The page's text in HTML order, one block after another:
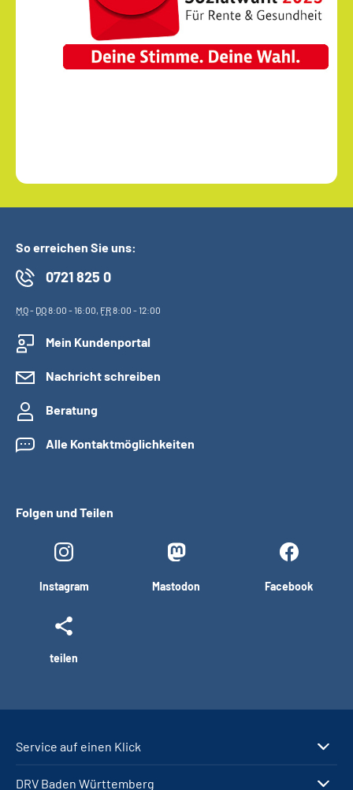
So erreichen Sie uns:
0721 825 0
MO- DO8:00 - 16:00, FR8:00 - 12:00
Mein Kundenportal
Nachricht schreiben
Beratung
Alle Kontaktmöglichkeiten
Folgen und Teilen
Instagram Mastodon Facebook
teilen
Service auf einen Klick
DRV Baden Württemberg